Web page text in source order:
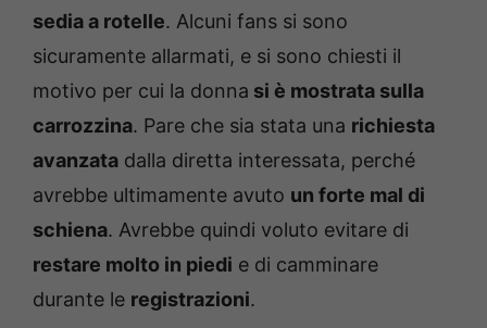
sedia a rotelle. Alcuni fans si sono
sicuramente allarmati, e si sono chiesti il
motivo per cui la donna si è mostrata sulla
carrozzina. Pare che sia stata una richiesta
avanzata dalla diretta interessata, perché
avrebbe ultimamente avuto un forte mal di
schiena. Avrebbe quindi voluto evitare di
restare molto in piedi e di camminare
durante le registrazioni.